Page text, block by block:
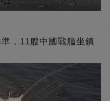
，11艘中國戰艦坐鎮